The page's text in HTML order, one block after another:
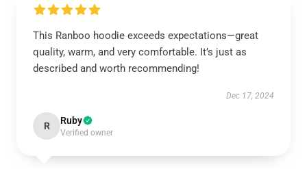
This Ranboo hoodie exceeds expectations—great
quality, warm, and very comfortable. It’s just as
described and worth recommending!
Dec 17, 2024
R Ruby
Verified owner